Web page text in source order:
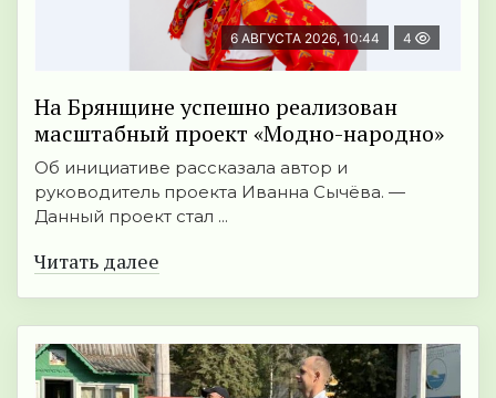
6 АВГУСТА 2026, 10:44 4
На Брянщине успешно реализован
масштабный проект «Модно-народно»
Об инициативе рассказала автор и
руководитель проекта Иванна Сычёва. —
Данный проект стал ...
Читать далее